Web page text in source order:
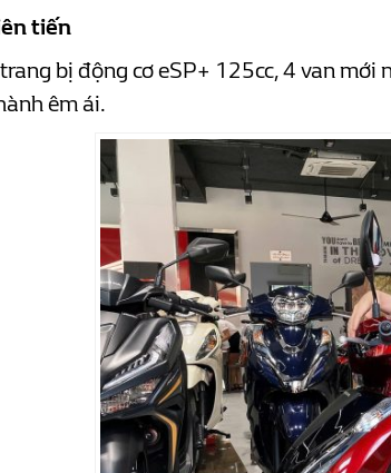
tiến
bị động cơ eSP+ 125cc, 4 van
êm ái.